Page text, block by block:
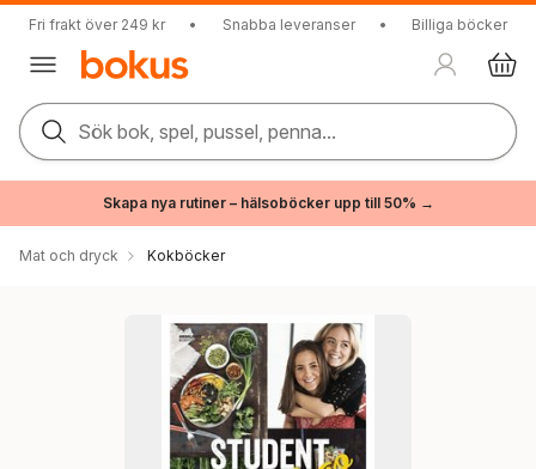
Fri frakt över 249 kr • Snabba leveranser • Billiga böcker
Sök bok, spel, pussel, penna...
Skapa nya rutiner – hälsoböcker upp till 50% →
Mat och dryck Kokböcker